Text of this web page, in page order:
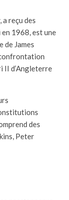
reçu des
1968, est une
de James
II d’Angleterre
des
Peter